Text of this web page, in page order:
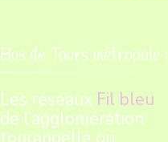
Bus de Tours métropole :
Les réseaux Fil bleu
de l’agglomération